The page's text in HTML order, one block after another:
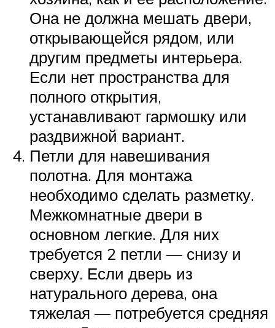
Она не должна мешать двери,
открывающейся рядом, или
другим предметы интерьера.
Если нет пространства для
полного открытия,
устанавливают гармошку или
раздвижной вариант.
Петли для навешивания
полотна. Для монтажа
необходимо сделать разметку.
Межкомнатные двери в
основном легкие. Для них
требуется 2 петли — снизу и
сверху. Если дверь из
натурального дерева, она
тяжелая — потребуется средняя